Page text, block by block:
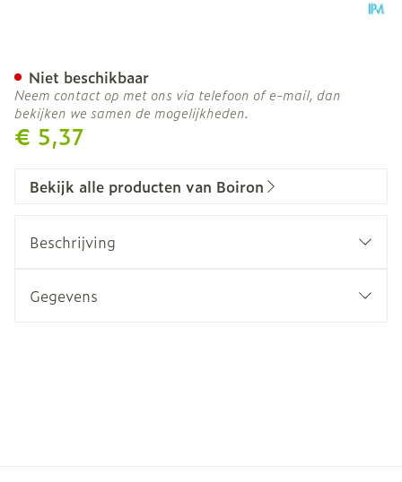
€ 5,37
Niet beschikbaar
Neem contact op met ons via telefoon of e-mail, dan
bekijken we samen de mogelijkheden.
Bekijk alle producten van Boiron
Beschrijving
Gegevens